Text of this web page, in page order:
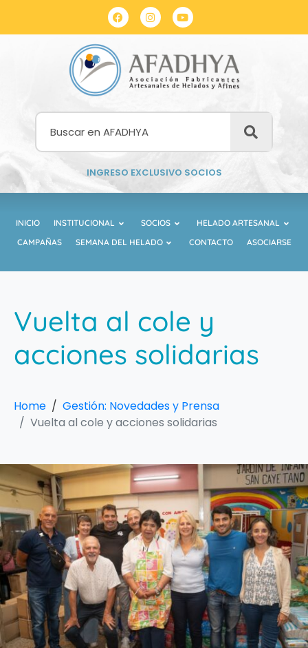
INGRESO EXCLUSIVO SOCIOS
INICIO INSTITUCIONAL SOCIOS
HELADO ARTESANAL
CAMPAÑAS
SEMANA DEL HELADO CONTACTO ASOCIARSE
Vuelta al cole y
acciones solidarias
Home
Gestión: Novedades y Prensa
Vuelta al cole y acciones solidarias